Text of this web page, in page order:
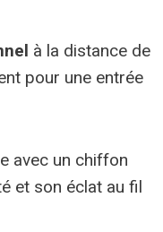
à la distance de
pour une entrée
avec un chiffon
et son éclat au fil